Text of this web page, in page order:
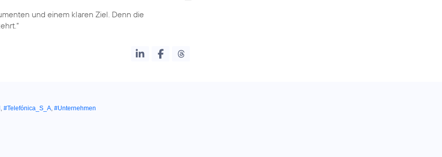
und einem klaren Ziel. Denn die
, #Telefónica_S_A, #Unternehmen